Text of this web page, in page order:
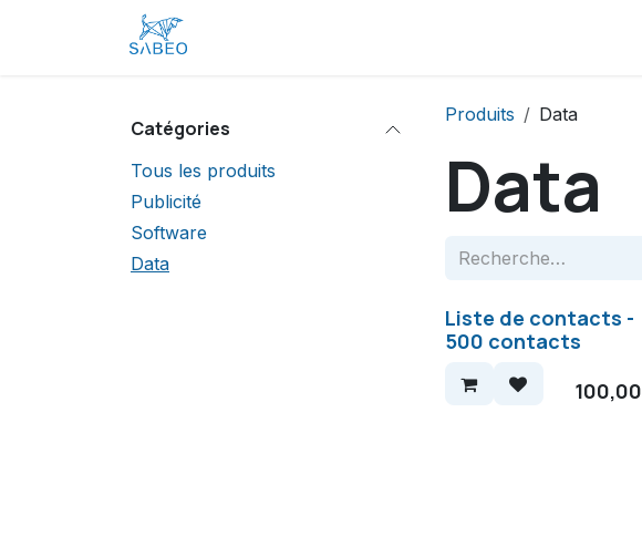
Se rendre au contenu
Catégories
Tous les produits
Publicité
Software
Data
Produits Data
Data
Liste de contacts -
500 contacts
100,00